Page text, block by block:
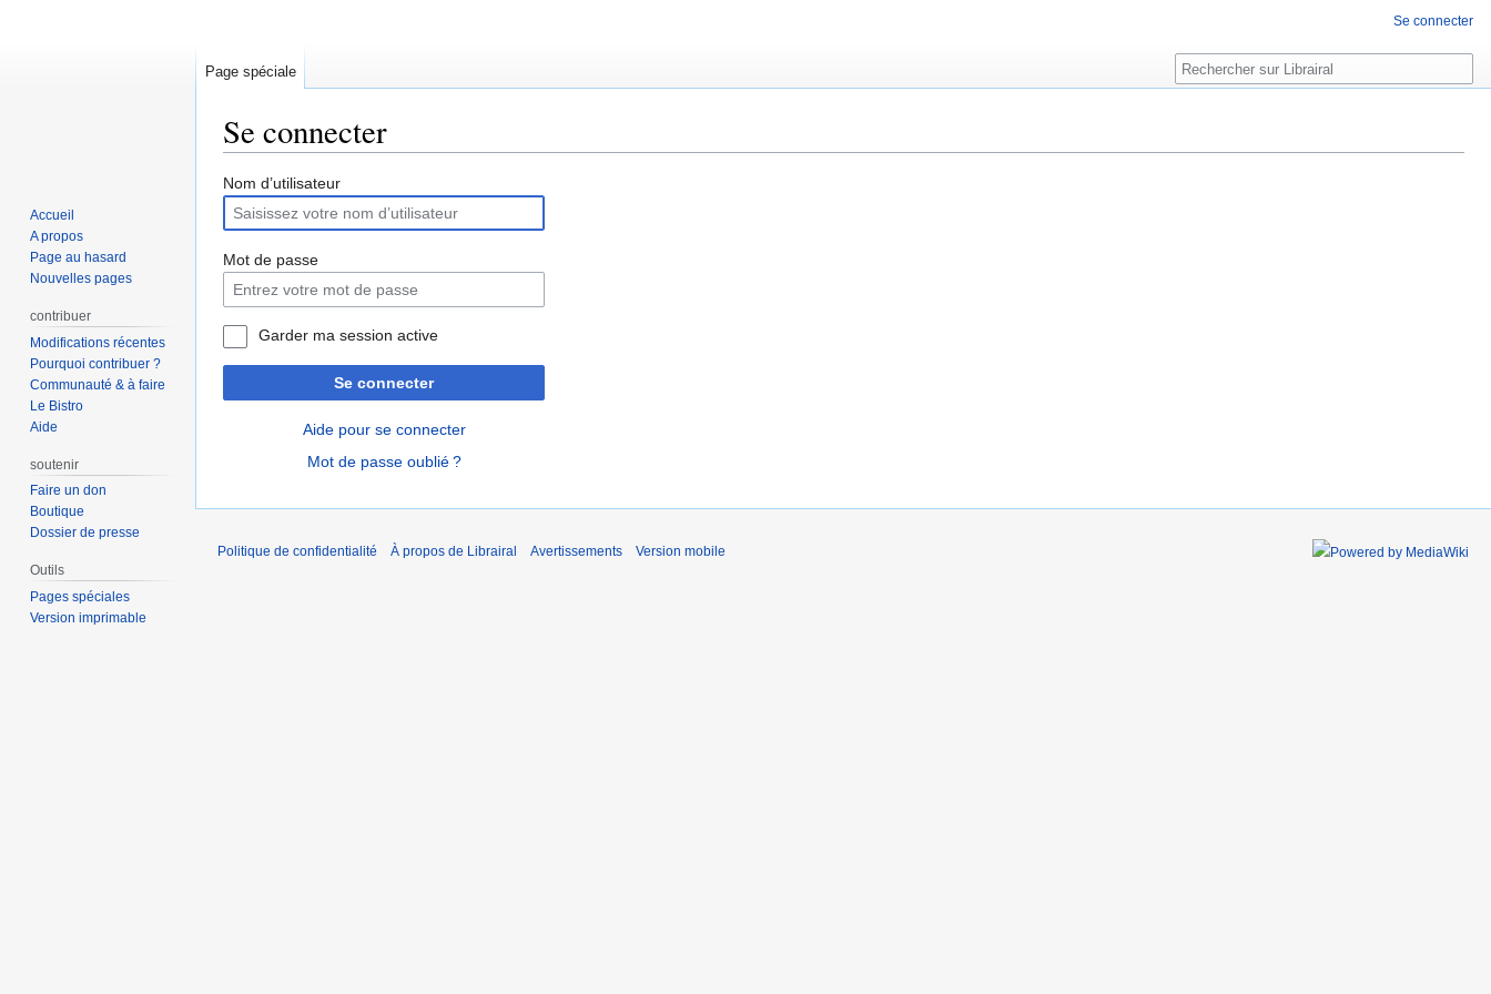
Se connecter
Aller
la
navigation
Aller
la
recherche
Nom d’utilisateur
Mot de passe
Garder ma session active
Se connecter
Aide pour se connecter
Mot de passe oublié ?
Se connecter
Page spéciale Rechercher
Accueil
A propos
Page au hasard
Nouvelles pages
contribuer
Modifications récentes
Pourquoi contribuer ?
Communauté & à faire
Le Bistro
Aide
soutenir
Faire un don
Boutique
Dossier de presse
Outils
Pages spéciales
Version imprimable
Politique de confidentialité À propos de Librairal Avertissements Version mobile